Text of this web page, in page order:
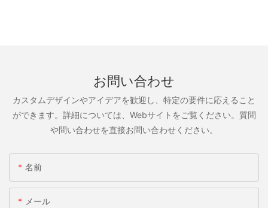
お問い合わせ
カスタムデザインやアイデアを歓迎し、特定の要件に応えること
ができます。詳細については、Webサイトをご覧ください。質問
や問い合わせを直接お問い合わせください。
名前
メール